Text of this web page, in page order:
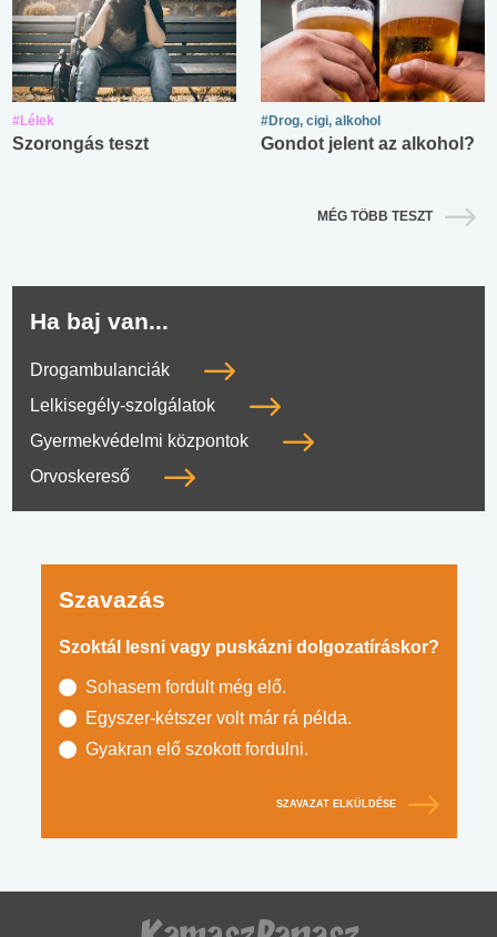
#Lélek
Szorongás teszt
#Drog, cigi, alkohol
Gondot jelent az alkohol?
MÉG TÖBB TESZT
Ha baj van...
Drogambulanciák
Lelkisegély-szolgálatok
Gyermekvédelmi központok
Orvoskereső
Szavazás
Szoktál lesni vagy puskázni dolgozatíráskor?
Sohasem fordult még elő.
Egyszer-kétszer volt már rá példa.
Gyakran elő szokott fordulni.
SZAVAZAT ELKÜLDÉSE